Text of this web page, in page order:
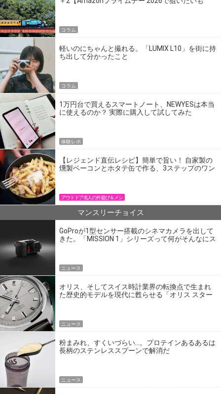
コラム
軽いのにちゃんと撮れる。「LUMIX L10」を街に持
ち出して分かったこと
コラム
1万円台で買えるスマートノート、NEWYESは本当
に使えるのか？ 実際に購入して試してみた
体験レポ
【レジェンド直伝レシピ】簡単で旨い！ 自家製の
燻製ベーコンとホタテ缶で作る、3ステップのワン
アウトドア名人の外遊び＆メシ
マンスリーチョイス
GoProが1型センサー搭載のシネマカメラを出して
きた。「MISSION 1」シリーズって何がそんなにス
ニュース
オリス、そしてスイス時計業界の転換点で生まれ
た歴史的モデルを現代に甦らせる「オリス スター
ニュース
粉まみれ、すくいづらい…。プロテインあるあるは
長柄のステンレススプーンで解消だ
ニュース